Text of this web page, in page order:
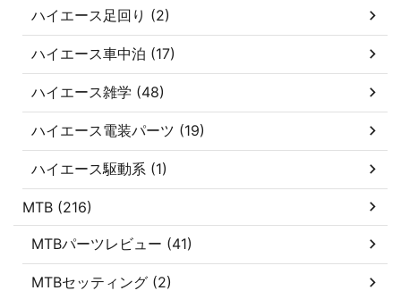
ハイエース足回り (2)
ハイエース車中泊 (17)
ハイエース雑学 (48)
ハイエース電装パーツ (19)
ハイエース駆動系 (1)
MTB (216)
MTBパーツレビュー (41)
MTBセッティング (2)